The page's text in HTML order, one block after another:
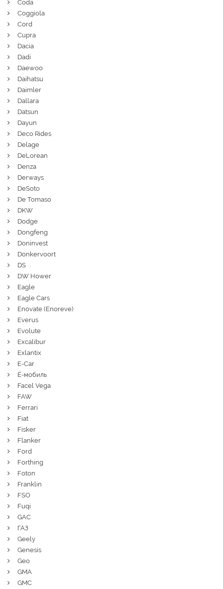
Coda
Coggiola
Cord
Cupra
Dacia
Dadi
Daewoo
Daihatsu
Daimler
Dallara
Datsun
Dayun
Deco Rides
Delage
DeLorean
Denza
Derways
DeSoto
De Tomaso
DKW
Dodge
Dongfeng
Doninvest
Donkervoort
DS
DW Hower
Eagle
Eagle Cars
Enovate (Enoreve)
Everus
Evolute
Excalibur
Exlantix
E-Car
Ё-мобиль
Facel Vega
FAW
Ferrari
Fiat
Fisker
Flanker
Ford
Forthing
Foton
Franklin
FSO
Fuqi
GAC
ГАЗ
Geely
Genesis
Geo
GMA
GMC